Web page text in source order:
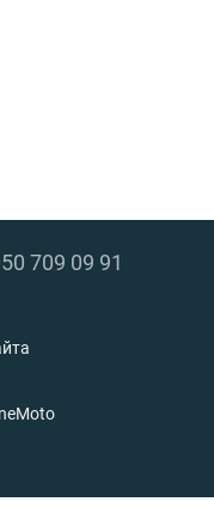
709 09 91